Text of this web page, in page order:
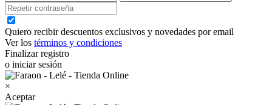
Quiero recibir descuentos exclusivos y novedades por email
Ver los términos y condiciones
Finalizar registro
o iniciar sesión
×
Aceptar